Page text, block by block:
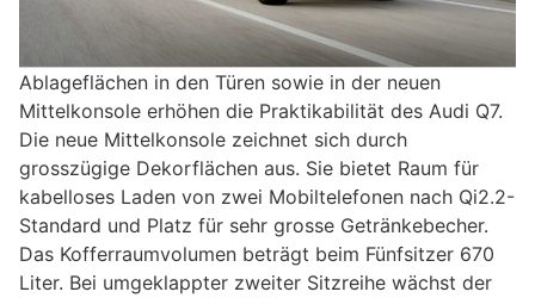
Ablageflächen in den Türen sowie in der neuen
Mittelkonsole erhöhen die Praktikabilität des Audi Q7.
Die neue Mittelkonsole zeichnet sich durch
grosszügige Dekorflächen aus. Sie bietet Raum für
kabelloses Laden von zwei Mobiltelefonen nach Qi2.2-
Standard und Platz für sehr grosse Getränkebecher.
Das Kofferraumvolumen beträgt beim Fünfsitzer 670
Liter. Bei umgeklappter zweiter Sitzreihe wächst der